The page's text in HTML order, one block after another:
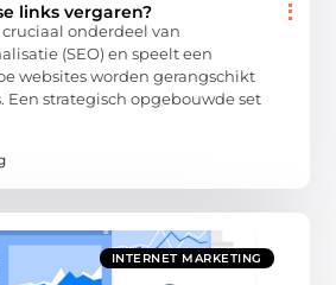
links vergaren?
onderdeel van
(SEO) en speelt een
websites worden gerangschikt
Een strategisch opgebouwde set
INTERNET MARKETING